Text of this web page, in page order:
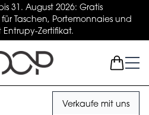
31. August 2026: Gratis
Taschen, Portemonnaies und
Entrupy-Zertifikat.
Verkaufe mit uns